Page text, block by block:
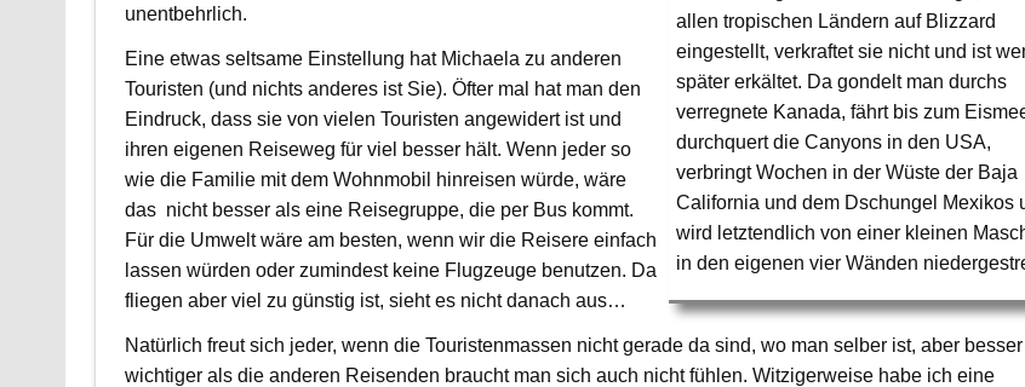
allen tropischen Ländern auf Blizzard
eingestellt, verkraftet sie nicht und ist
später erkältet. Da gondelt man durchs
verregnete Kanada, fährt bis zum
durchquert die Canyons in den USA,
verbringt Wochen in der Wüste der Baja
California und dem Dschungel Mexikos
wird letztendlich von einer kleinen
in den eigenen vier Wänden
unentbehrlich.
Eine etwas seltsame Einstellung hat Michaela zu anderen
Touristen (und nichts anderes ist Sie). Öfter mal hat man den
Eindruck, dass sie von vielen Touristen angewidert ist und
ihren eigenen Reiseweg für viel besser hält. Wenn jeder so
wie die Familie mit dem Wohnmobil hinreisen würde, wäre
das nicht besser als eine Reisegruppe, die per Bus kommt.
Für die Umwelt wäre am besten, wenn wir die Reisere einfach
lassen würden oder zumindest keine Flugzeuge benutzen. Da
fliegen aber viel zu günstig ist, sieht es nicht danach aus…
Natürlich freut sich jeder, wenn die Touristenmassen nicht gerade da sind, wo man selber ist, aber
wichtiger als die anderen Reisenden braucht man sich auch nicht fühlen. Witzigerweise habe ich eine